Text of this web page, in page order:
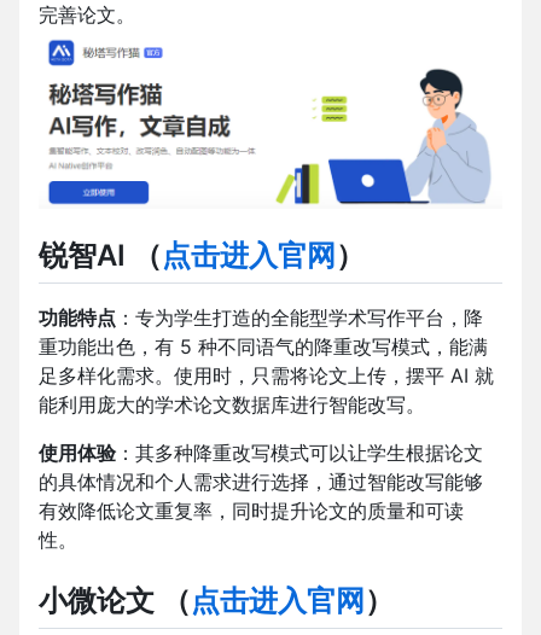
完善论文。
锐智AI （点击进入官网 ）
功能特点 ：专为学生打造的全能型学术写作平台，降
重功能出色，有 5 种不同语气的降重改写模式，能满
足多样化需求。使用时，只需将论文上传，摆平 AI 就
能利用庞大的学术论文数据库进行智能改写。
使用体验：其多种降重改写模式可以让学生根据论文
的具体情况和个人需求进行选择，通过智能改写能够
有效降低论文重复率，同时提升论文的质量和可读
性。
小微论文 （点击进入官网 ）